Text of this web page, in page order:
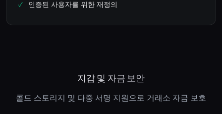
인증된 사용자를 위한 재정의
지갑 및 자금 보안
콜드 스토리지 및 다중 서명 지원으로 거래소 자금 보호